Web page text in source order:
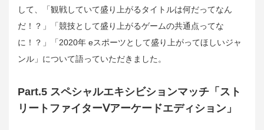
して、「観戦していて盛り上がるタイトルは何だってなん
だ！？」「競技として盛り上がるゲームの共通点ってな
に！？」「2020年 eスポーツとして盛り上がってほしいジャ
ンル」について語っていただきました。
Part.5 スペシャルエキシビションマッチ「スト
リートファイターⅤアーケードエディション」